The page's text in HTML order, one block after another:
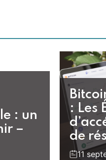
: un
–
: Les
de
11